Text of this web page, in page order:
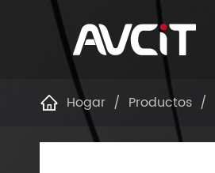
 Hogar Productos